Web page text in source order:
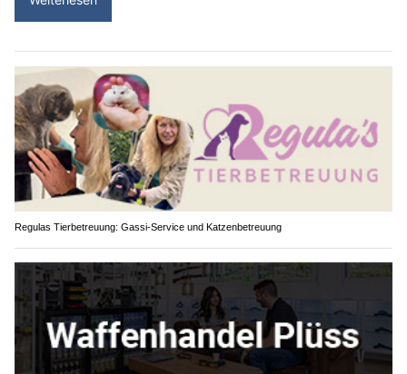
Regulas Tierbetreuung: Gassi-Service und Katzenbetreuung